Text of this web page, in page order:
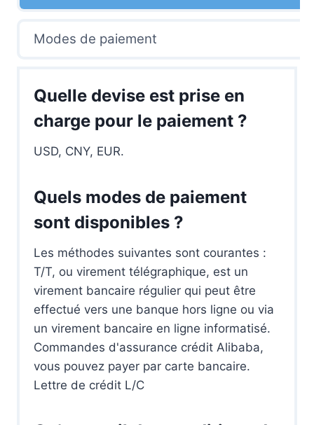
Modes de paiement
Quelle devise est prise en
charge pour le paiement ?
USD, CNY, EUR.
Quels modes de paiement
sont disponibles ?
Les méthodes suivantes sont courantes :
T/T, ou virement télégraphique, est un
virement bancaire régulier qui peut être
effectué vers une banque hors ligne ou via
un virement bancaire en ligne informatisé.
Commandes d'assurance crédit Alibaba,
vous pouvez payer par carte bancaire.
Lettre de crédit L/C